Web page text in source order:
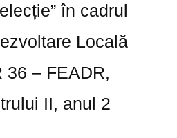
în cadrul
Locală
36 – FEADR,
II, anul 2